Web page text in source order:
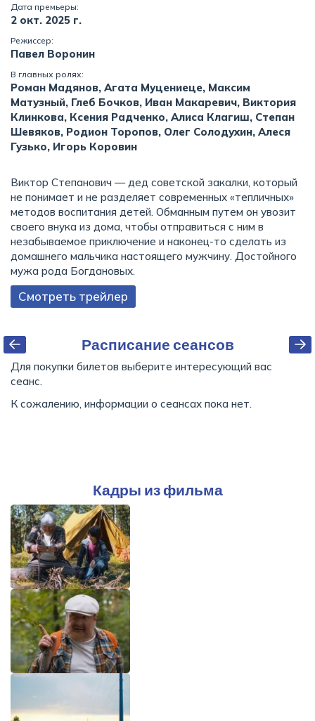
Дата премьеры:
2 окт. 2025 г.
Режиссер:
Павел Воронин
В главных ролях:
Роман Мадянов, Агата Муцениеце, Максим
Матузный, Глеб Бочков, Иван Макаревич, Виктория
Клинкова, Ксения Радченко, Алиса Клагиш, Степан
Шевяков, Родион Торопов, Олег Солодухин, Алеся
Гузько, Игорь Коровин
Виктор Степанович — дед советской закалки, который
не понимает и не разделяет современных «тепличных»
методов воспитания детей. Обманным путем он увозит
своего внука из дома, чтобы отправиться с ним в
незабываемое приключение и наконец-то сделать из
домашнего мальчика настоящего мужчину. Достойного
мужа рода Богдановых.
Смотреть трейлер
Расписание сеансов
Для покупки билетов выберите интересующий вас
сеанс.
К сожалению, информации о сеансах пока нет.
Кадры из фильма